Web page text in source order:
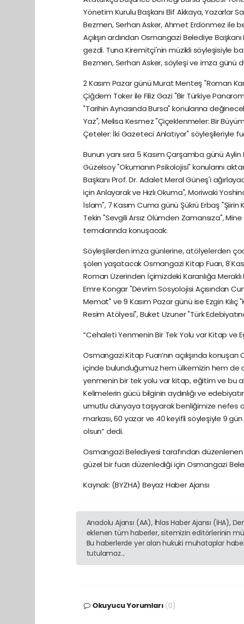
Yönetim Kurulu Başkanı Elif Akkaya, Yazarlar
Bezmen, Serhan Asker, Ahmet Erdönmez ile
Açılışın ardından Osmangazi Belediye
gezdi. Tuna Kiremitçi'nin müzikli söyleşisiyle
Bezmen, Serhan Asker, söyleşi ve imza günü
2 Kasım Pazar günü Murat Menteş "Roman
Çiğdem Toker ile Filiz Gazi "Bir Türkiye
"Tarihin Aynasında Bursa" konularına
Yaz", Melisa Kesmez "Çiçeklenmeler: Bir
Çeteler: İki Gazeteci Anlatıyor" söyleşileriyle
Bunun yanı sıra 5 Kasım Çarşamba günü
Güzelsoy "Okumanın Psikolojisi" konularını
Başkanı Prof. Dr. Adalet Meral Güneş'i
için Anlayarak ve Hızlı Okuma", Moriwaki
İslam", 7 Kasım Cuma günü Şükrü Erbaş
Tekin "Sevgili Arsız Ölümden Zamansıza",
temalarında konuşacak.
Söyleşilerden imza günlerine, atölyelerden
şölen yaşatacak Osmangazi Kitap Fuarı, 8
Roman Üzerinden İçimizdeki Karanlığa Meraklı
Emre Kongar "Devrim Sosyolojisi Açısından
Memat" ve 9 Kasım Pazar günü ise Ezgin
Resim Atölyesi", Buket Uzuner "Türk
“Cehaleti Yenmenin Bir Tek Yolu var Kitap ve
Osmangazi Kitap Fuarı’nın açılışında
içinde bulunduğumuz hem ülkemizin hem de
yenmenin bir tek yolu var kitap, eğitim ve bu
Kelimelerin gücü bilginin aydınlığı ve
umutlu dünyaya taşıyarak benliğimize nefes
markası, 60 yazar ve 40 keyifli söyleşiyle 9
olsun” dedi.
Osmangazi Belediyesi tarafından
güzel bir fuarı düzenlediği için Osmangazi
Kaynak: (BYZHA) Beyaz Haber Ajansı
Anadolu Ajansı (AA), İhlas Haber Ajansı (İHA),
eklenen tüm haberler, sitemizin editörlerinin
Bu haberlerde yer alan hukuki muhataplar
tutulamaz...
Okuyucu Yorumları (0)